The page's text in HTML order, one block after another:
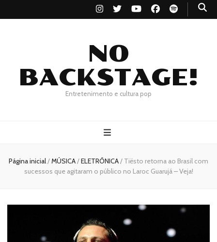
NO
BACKSTAGE!
Entretenimento e cultura pop
Página inicial/MÚSICA/ELETRÔNICA/ Tiësto retorna ao Brasil com
sucessos que agitaram o público no Laroc Guarujá – Veja!